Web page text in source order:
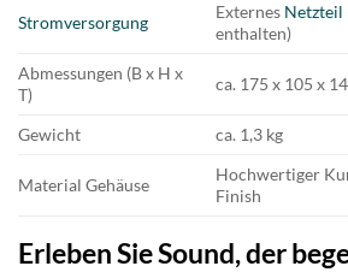
Stromversorgung
Externes Netzteil
enthalten)
Abmessungen (B x H x
T)
ca. 175 x 105 x
Gewicht ca. 1,3 kg
Material Gehäuse
Hochwertiger
Finish
Erleben Sie Sound, der